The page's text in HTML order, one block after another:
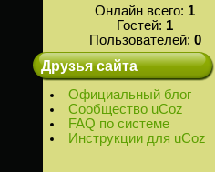
Онлайн всего: 1
Гостей: 1
Пользователей: 0
Друзья сайта
Официальный блог
Сообщество uCoz
FAQ по системе
Инструкции для uCoz